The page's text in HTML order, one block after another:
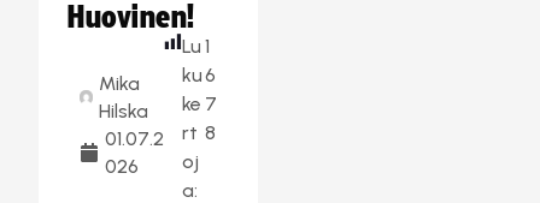
Huovinen!
Mika
Hilska
01.07.2
026
Lu
ku
ke
rt
oj
a:
1
6
7
8